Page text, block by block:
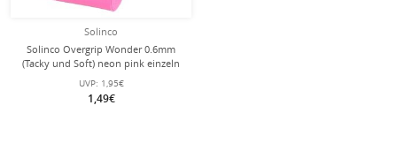
Solinco
Solinco Overgrip Wonder 0.6mm
(Tacky und Soft) neon pink einzeln
1er
UVP: 1,95€
1,49€